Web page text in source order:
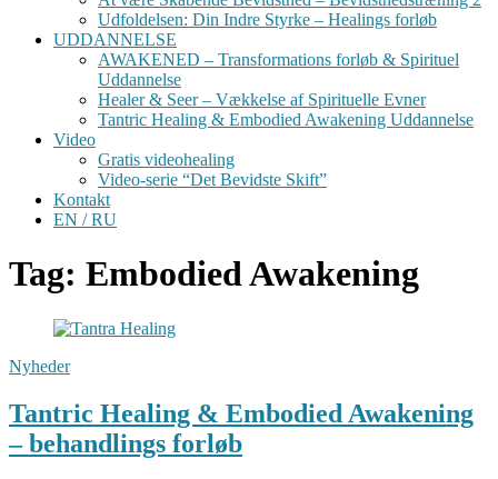
Udfoldelsen: Din Indre Styrke – Healings forløb
UDDANNELSE
AWAKENED – Transformations forløb & Spirituel
Uddannelse
Healer & Seer – Vækkelse af Spirituelle Evner
Tantric Healing & Embodied Awakening Uddannelse
Video
Gratis videohealing
Video-serie “Det Bevidste Skift”
Kontakt
EN / RU
Tag: Embodied Awakening
Nyheder
Tantric Healing & Embodied Awakening
– behandlings forløb